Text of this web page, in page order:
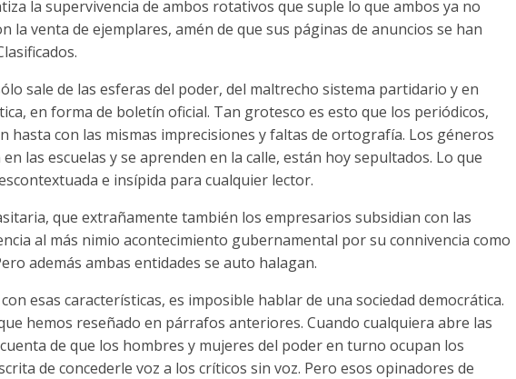
la supervivencia de ambos rotativos que suple lo que ambos ya no
la venta de ejemplares, amén de que sus páginas de anuncios se han
sale de las esferas del poder, del maltrecho sistema partidario y en
en forma de boletín oficial. Tan grotesco es esto que los periódicos,
hasta con las mismas imprecisiones y faltas de ortografía. Los géneros
las escuelas y se aprenden en la calle, están hoy sepultados. Lo que
e insípida para cualquier lector.
que extrañamente también los empresarios subsidian con las
al más nimio acontecimiento gubernamental por su connivencia como
además ambas entidades se auto halagan.
esas características, es imposible hablar de una sociedad democrática.
hemos reseñado en párrafos anteriores. Cuando cualquiera abre las
de que los hombres y mujeres del poder en turno ocupan los
de concederle voz a los críticos sin voz. Pero esos opinadores de